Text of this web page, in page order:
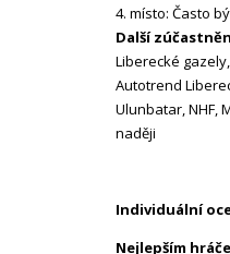
4. místo: Často
Další
Liberecké gazely,
Autotrend
Ulunbatar, NHF,
naději
Individuální
Nejlepším